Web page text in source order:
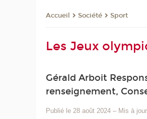
Accueil Société Sport
Les Jeux
Gérald Arboit
renseignement,
Publié le 28 août 2024 – Mis à